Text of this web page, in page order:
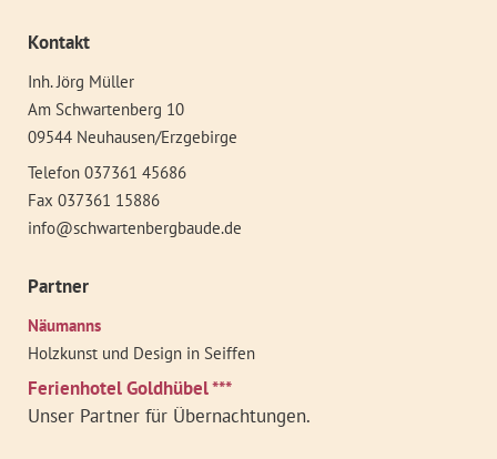
Kontakt
Inh. Jörg Müller
Am Schwartenberg 10
09544 Neuhausen/Erzgebirge
Telefon 037361 45686
Fax 037361 15886
info@schwartenbergbaude.de
Partner
Näumanns
Holzkunst und Design in Seiffen
Ferienhotel Goldhübel ***
Unser Partner für Übernachtungen.